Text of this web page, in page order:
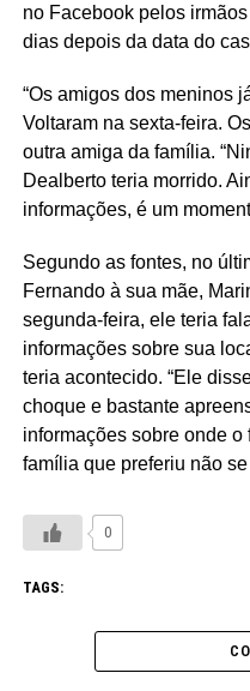
no Facebook pelos
dias depois da data do
“Os amigos dos meninos
Voltaram na sexta-feira.
outra amiga da família.
Dealberto teria morrido.
informações, é um
Segundo as fontes, no
Fernando à sua mãe,
segunda-feira, ele teria
informações sobre sua
teria acontecido. “Ele
choque e bastante
informações sobre onde o
família que preferiu não
0
TAGS: